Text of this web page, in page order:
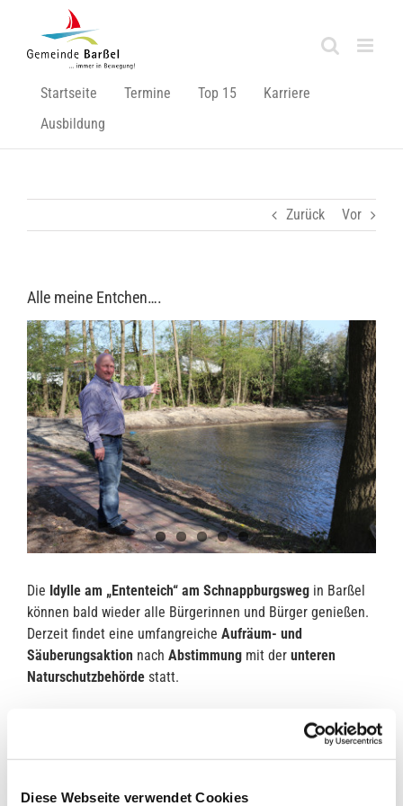
Diese Webseite verwendet Cookies
springen
Startseite Termine Top 15
Karriere
Ausbildung
Zurück Vor
Alle meine Entchen….
Zeige
grösseres
Bild
Die Idylle am „Ententeich“ am Schnappburgsweg in Barßel
können bald wieder alle Bürgerinnen und Bürger genießen.
Derzeit findet eine umfangreiche Aufräum- und
Säuberungsaktion nach Abstimmung mit der unteren
Naturschutzbehörde statt.
in dem Bereich „klar Schiff
gemacht“. Im Laufe der Jahre war deridyllische kleine